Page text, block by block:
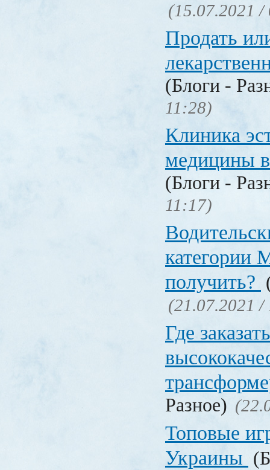
(15.07.2021 /
Продать
(Блоги -
11:28)
Клиника
медицины
(Блоги -
11:17)
категории
получить?
(21.07.2021 /
Где заказать
Разное)
Топовые
Украины